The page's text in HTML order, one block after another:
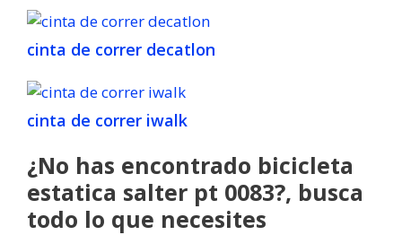
cinta de correr decatlon
cinta de correr iwalk
¿No has encontrado bicicleta
estatica salter pt 0083?, busca
todo lo que necesites